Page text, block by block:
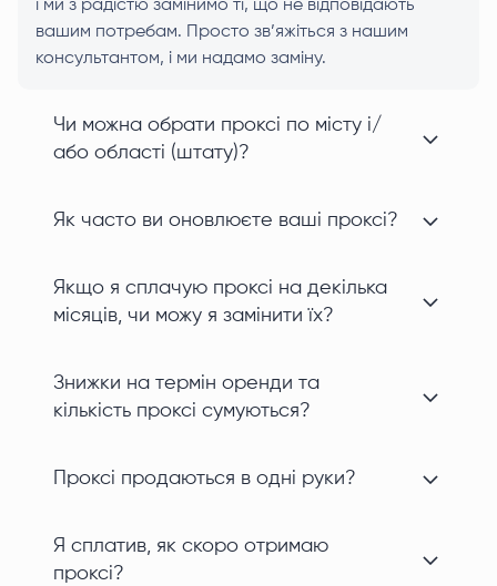
і ми з радістю замінимо ті, що не відповідають
вашим потребам. Просто зв’яжіться з нашим
консультантом, і ми надамо заміну.
Чи можна обрати проксі по місту і/
або області (штату)?
Як часто ви оновлюєте ваші проксі?
Якщо я сплачую проксі на декілька
місяців, чи можу я замінити їх?
Знижки на термін оренди та
кількість проксі сумуються?
Проксі продаються в одні руки?
Я сплатив, як скоро отримаю
проксі?